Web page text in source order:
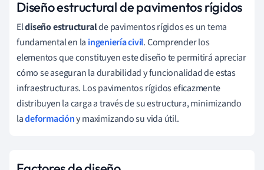
Diseño estructural de pavimentos rígidos
Eldiseño estructuralde pavimentos rígidos es un tema
fundamental en la ingeniería civil. Comprender los
elementos que constituyen este diseño te permitirá apreciar
cómo se aseguran la durabilidad y funcionalidad de estas
infraestructuras. Los pavimentos rígidos eficazmente
distribuyen la carga a través de su estructura, minimizando
ladeformacióny maximizando su vida útil.